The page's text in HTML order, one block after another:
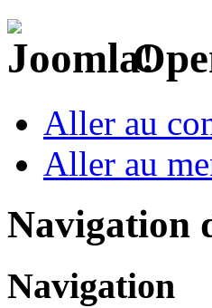
Aller au
Aller au
Navigation
Navigation